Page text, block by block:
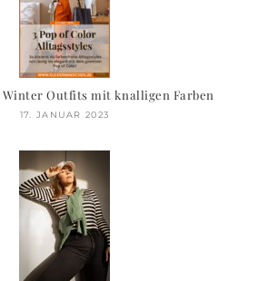
Winter Outfits mit knalligen Farben
17. JANUAR 2023